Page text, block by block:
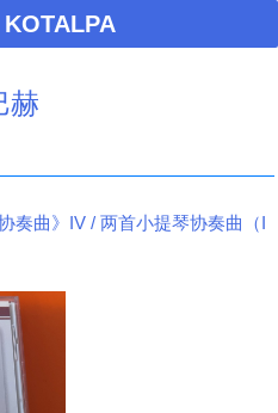
KOTALPA
赫
奏曲》IV / 两首小提琴协奏曲（I